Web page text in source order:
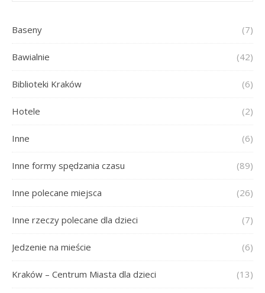
Baseny (7)
Bawialnie (42)
Biblioteki Kraków (6)
Hotele (2)
Inne (6)
Inne formy spędzania czasu (89)
Inne polecane miejsca (26)
Inne rzeczy polecane dla dzieci (7)
Jedzenie na mieście (6)
Kraków – Centrum Miasta dla dzieci (13)